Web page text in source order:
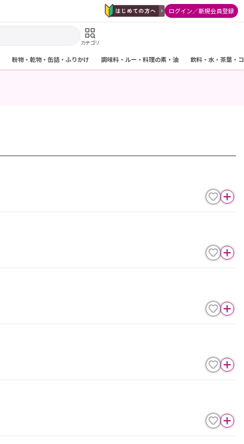
ログイン／新規会員登録
カテゴリ
粉物・乾物・缶詰・ふりかけ 調味料・ルー・料理の素・油 飲料・水・茶葉・